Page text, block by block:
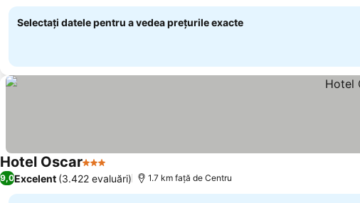
Selectați datele pentru a vedea prețurile exacte
Hotel Oscar3 Stele
9,0Excelent (3.422 evaluări) 1.7 km faţă de Centru